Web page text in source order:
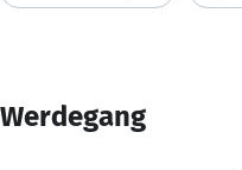
Werdegang